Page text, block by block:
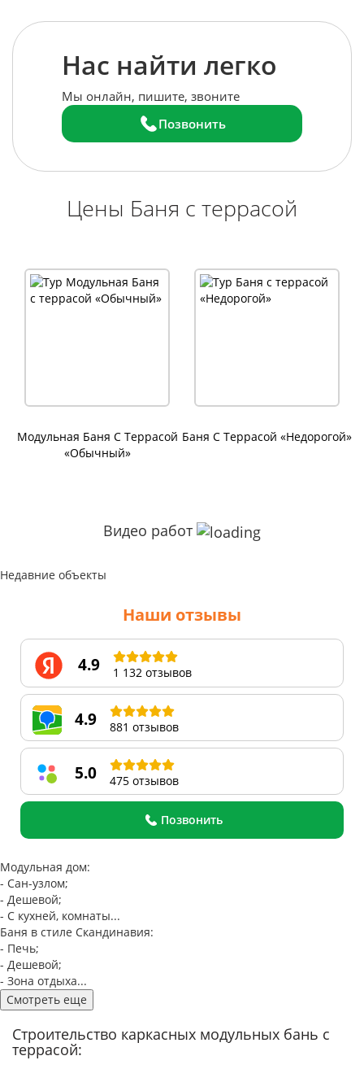
Нас найти легко
Мы онлайн, пишите, звоните
Позвонить
Цены Баня с террасой
Модульная Баня С Террасой
«Обычный»
Баня С Террасой «Недорогой»
Видео работ
Недавние объекты
Наши отзывы
4.9 1 132 отзывов
4.9 881 отзывов
5.0 475 отзывов
Позвонить
Модульная дом:
- Сан-узлом;
- Дешевой;
- С кухней, комнаты...
Баня в стиле Скандинавия:
- Печь;
- Дешевой;
- Зона отдыха...
Смотреть еще
Строительство каркасных модульных бань с
террасой: